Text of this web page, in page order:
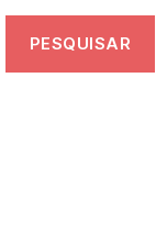
PESQUISAR